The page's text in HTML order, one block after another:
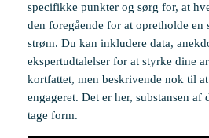
specifikke punkter og sørg for, at
den foregående for at opretholde en
strøm. Du kan inkludere data,
ekspertudtalelser for at styrke dine
kortfattet, men beskrivende nok til
engageret. Det er her, substansen
tage form.